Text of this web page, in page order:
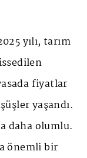
yılı, tarım
fiyatlar
yaşandı.
daha olumlu.
önemli bir